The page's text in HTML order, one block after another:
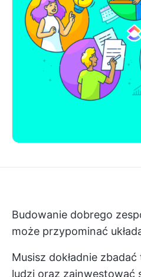
Budowanie dobrego
może przypominać
Musisz dokładnie
ludzi oraz zainwestować